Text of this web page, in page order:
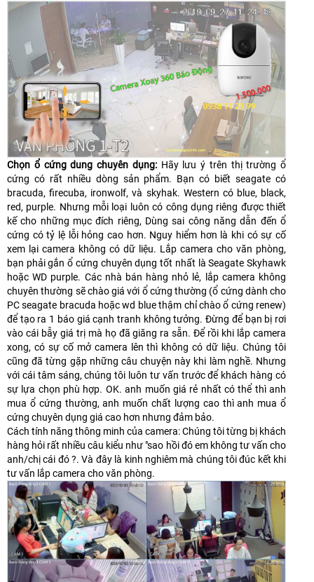
Chọn ổ cứng dung chuyên dụng:Hãy lưu ý trên thị trường ổ
cứng có rất nhiều dòng sản phẩm. Bạn có biết seagate có
bracuda, firecuba, ironwolf, và skyhak. Western có blue, black,
red, purple. Nhưng mỗi loại luôn có công dụng riêng được thiết
kế cho những mục đích riêng, Dùng sai công năng dẫn đến ổ
cứng có tỷ lệ lỗi hỏng cao hơn. Nguy hiểm hơn là khi có sự cố
xem lại camera không có dữ liệu. Lắp camera cho văn phòng,
bạn phải gắn ổ cứng chuyên dụng tốt nhất là Seagate Skyhawk
hoặc WD purple. Các nhà bán hàng nhỏ lẻ, lắp camera không
chuyên thường sẽ chào giá với ổ cứng thường (ổ cứng dành cho
PC seagate bracuda hoặc wd blue thậm chỉ chào ổ cứng renew)
để tạo ra 1 báo giá cạnh tranh không tưởng. Đừng để bạn bị rơi
vào cái bẫy giá trị mà họ đã giăng ra sẵn. Để rồi khi lắp camera
xong, có sự cố mở camera lên thì không có dữ liệu. Chúng tôi
cũng đã từng gặp những câu chuyện này khi làm nghề. Nhưng
với cái tâm sáng, chúng tôi luôn tư vấn trước để khách hàng có
sự lựa chọn phù hợp. OK. anh muốn giá rẻ nhất có thể thì anh
mua ổ cứng thường, anh muốn chất lượng cao thì anh mua ổ
cứng chuyên dụng giá cao hơn nhưng đảm bảo.
Cách tính năng thông minh của camera: Chúng tôi từng bị khách
hàng hỏi rất nhiều câu kiểu như "sao hồi đó em không tư vấn cho
anh/chị cái đó ?. Và đây là kinh nghiêm mà chúng tôi đúc kết khi
tư vấn lắp camera cho văn phòng.